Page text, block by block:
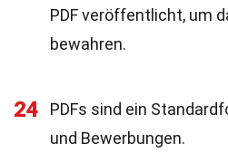
PDF veröffentlicht, um
bewahren.
24
PDFs sind ein
und Bewerbungen.